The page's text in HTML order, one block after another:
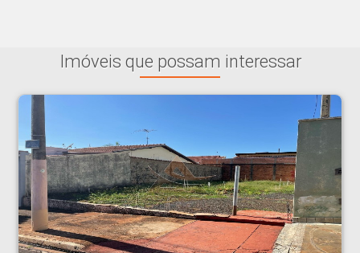
Imóveis que possam interessar